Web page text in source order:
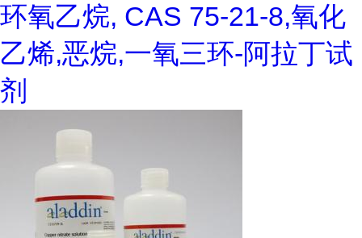
环氧乙烷, CAS 75-21-8,氧化
乙烯,恶烷,一氧三环-阿拉丁试
剂